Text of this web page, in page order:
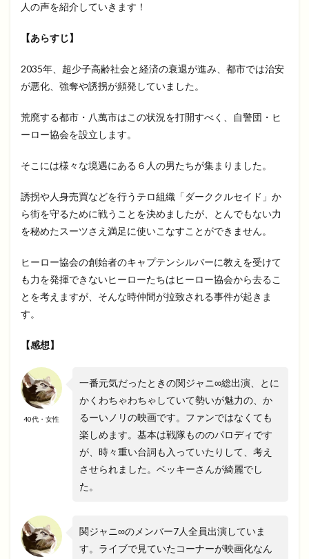
人の声を紹介していきます！
【あらすじ】
2035年、超少子高齢社会と経済の衰退が進み、都市では治安
が悪化、強奪や誘拐が頻発していました。
荒廃する都市・八萬市はこの状況を打開すべく、自警団・ヒ
ーロー協会を設立します。
そこには様々な境遇にある６人の男たちが集まりました。
誘拐や人身売買などを行うテロ組織「ダーククルセイド」か
ら街を守るために戦うことを決めましたが、とんでもない力
を秘めたスーツさえ満足に使いこなすことができません。
ヒーロー協会の創始者のキャプテンシルバーに教えを受けて
も力を発揮できないヒーローたちはヒーロー協会から去るこ
とを考えますが、そんな時仲間が拉致される事件が起きま
す。
【感想】
40代・女性
一番元気だったときの関ジャニ∞総出演、とに
かくわちゃわちゃしていて勢いが魅力の、か
るーいノリの映画です。ファンではなくても
楽しめます。基本は戦隊もののパロディです
が、時々重い台詞も入っていたりして、考え
させられました。ベッキーさんが綺麗でし
た。
関ジャニ∞のメンバー7人全員出演していま
す。ライブで見ていたコーナーが映画化なん